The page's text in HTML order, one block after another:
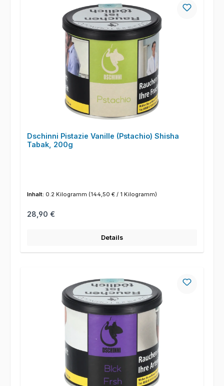
Dschinni Pistazie Vanille (Pstachio) Shisha
Tabak, 200g
Inhalt: 0.2 Kilogramm (144,50 € / 1 Kilogramm)
Regulärer Preis:
28,90 €
Details